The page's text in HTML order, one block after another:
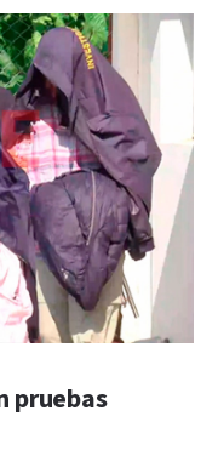
pruebas